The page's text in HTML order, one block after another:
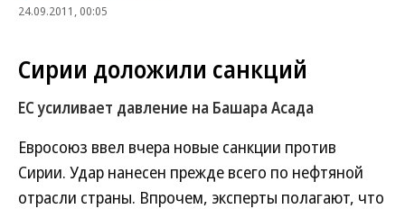
24.09.2011, 00:05
Сирии доложили санкций
ЕС усиливает давление на Башара Асада
Евросоюз ввел вчера новые санкции против
Сирии. Удар нанесен прежде всего по нефтяной
отрасли страны. Впрочем, эксперты полагают, что